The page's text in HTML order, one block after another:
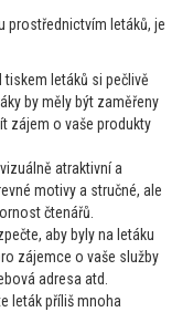
prostřednictvím letáků, je
tiskem letáků si pečlivě
by měly být zaměřeny
zájem o vaše produkty
atraktivní a
motivy a stručné, ale
čtenářů.
aby byly na letáku
zájemce o vaše služby
adresa atd.
leták příliš mnoha